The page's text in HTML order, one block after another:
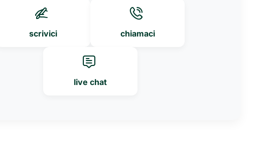
scrivici chiamaci
live chat